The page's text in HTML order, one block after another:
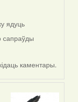
ядуць
сапраўды
каментары.